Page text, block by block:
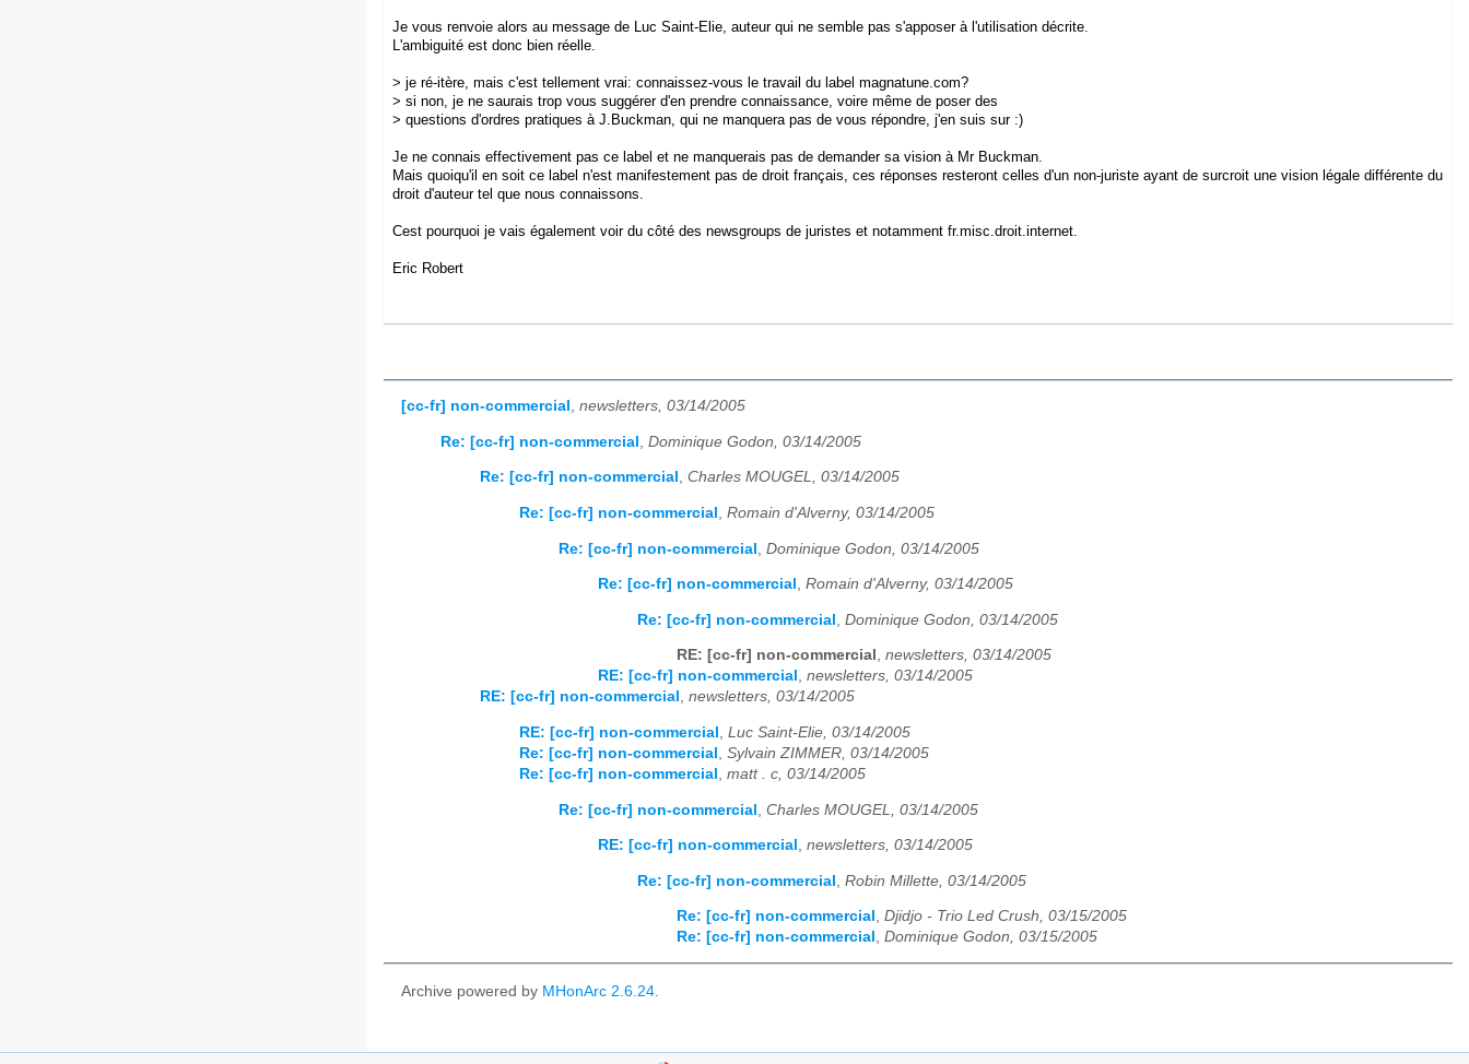
Je vous renvoie alors au message de Luc Saint-Elie, auteur qui ne semble pas s'apposer à l'utilisation décrite.
L'ambiguité est donc bien réelle.
> je ré-itère, mais c'est tellement vrai: connaissez-vous le travail du label magnatune.com?
> si non, je ne saurais trop vous suggérer d'en prendre connaissance, voire même de poser des
> questions d'ordres pratiques à J.Buckman, qui ne manquera pas de vous répondre, j'en suis sur :)
Je ne connais effectivement pas ce label et ne manquerais pas de demander sa vision à Mr Buckman.
Mais quoiqu'il en soit ce label n'est manifestement pas de droit français, ces réponses resteront celles d'un non-juriste ayant de surcroit une vision légale différente du
droit d'auteur tel que nous connaissons.
Cest pourquoi je vais également voir du côté des newsgroups de juristes et notamment fr.misc.droit.internet.
Eric Robert
[cc-fr] non-commercial , newsletters, 03/14/2005
Re: [cc-fr] non-commercial Dominique Godon, 03/14/2005
Re: [cc-fr] non-commercial , Charles MOUGEL, 03/14/2005
Re: [cc-fr] non-commercial , Romain d'Alverny, 03/14/2005
Re: [cc-fr] non-commercial Dominique Godon, 03/14/2005
Re: [cc-fr] non-commercial , Romain d'Alverny, 03/14/2005
Re: [cc-fr] non-commercial Dominique Godon, 03/14/2005
RE: [cc-fr] non-commercial , newsletters, 03/14/2005
RE: [cc-fr] non-commercial , newsletters, 03/14/2005
RE: [cc-fr] non-commercial , newsletters, 03/14/2005
RE: [cc-fr] non-commercial , Luc Saint-Elie, 03/14/2005
Re: [cc-fr] non-commercial , Sylvain ZIMMER, 03/14/2005
Re: [cc-fr] non-commercial , matt . c, 03/14/2005
Re: [cc-fr] non-commercial Charles MOUGEL, 03/14/2005
RE: [cc-fr] non-commercial , newsletters, 03/14/2005
Re: [cc-fr] non-commercial Robin Millette, 03/14/2005
Re: [cc-fr] non-commercial , Djidjo - Trio Led Crush, 03/15/2005
Re: [cc-fr] non-commercial , Dominique Godon, 03/15/2005
Archive powered by MHonArc 2.6.24